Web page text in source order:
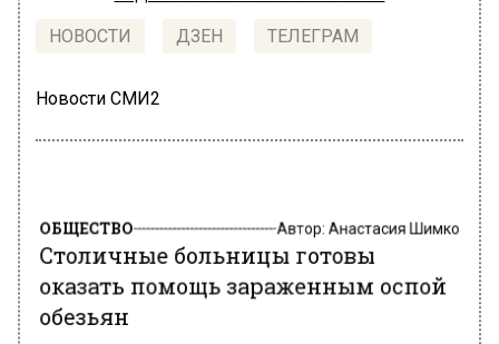
НОВОСТИ ДЗЕН ТЕЛЕГРАМ
Новости СМИ2
Столичные больницы готовы
оказать помощь зараженным оспой
обезьян